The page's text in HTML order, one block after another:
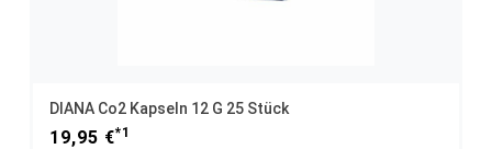
DIANA Co2 Kapseln 12 G 25 Stück
19,95 €*1